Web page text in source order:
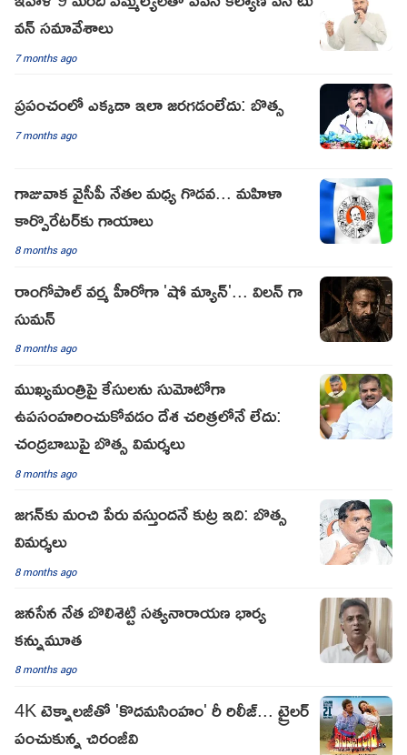
వన్ సమావేశాలు
7 months ago
ప్రపంచంలో ఎక్కడా ఇలా జరగడంలేదు: బొత్స
7 months ago
గాజువాక వైసీపీ నేతల మధ్య గొడవ... మహిళా
కార్పొరేటర్‌కు గాయాలు
8 months ago
రాంగోపాల్ వర్మ హీరోగా 'షో మ్యాన్'... విలన్ గా
సుమన్
8 months ago
ముఖ్యమంత్రిపై కేసులను సుమోటోగా
ఉపసంహరించుకోవడం దేశ చరిత్రలోనే లేదు:
చంద్రబాబుపై బొత్స విమర్శలు
8 months ago
జగన్‌కు మంచి పేరు వస్తుందనే కుట్ర ఇది: బొత్స
విమర్శలు
8 months ago
జనసేన నేత బొలిశెట్టి సత్యనారాయణ భార్య
కన్నుమూత
8 months ago
4K టెక్నాలజీతో 'కొదమసింహం' రీ రిలీజ్... ట్రైలర్
పంచుకున్న చిరంజీవి